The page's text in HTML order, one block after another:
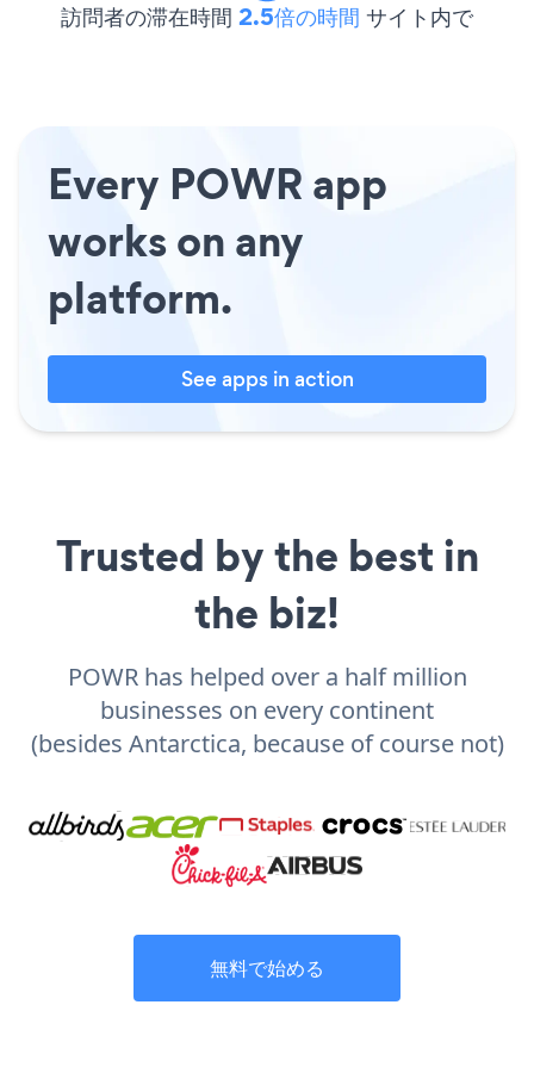
訪問者の滞在時間 2.5倍の時間 サイト内で
Every POWR app
works on any
platform.
See apps in action
Trusted by the best in
the biz!
POWR has helped over a half million
businesses on every continent
(besides Antarctica, because of course not)
無料で始める